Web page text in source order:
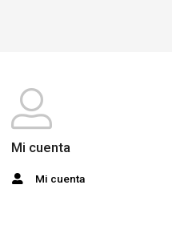
Mi cuenta
Mi cuenta